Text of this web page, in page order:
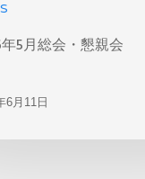
5月総会・懇親会
6月11日